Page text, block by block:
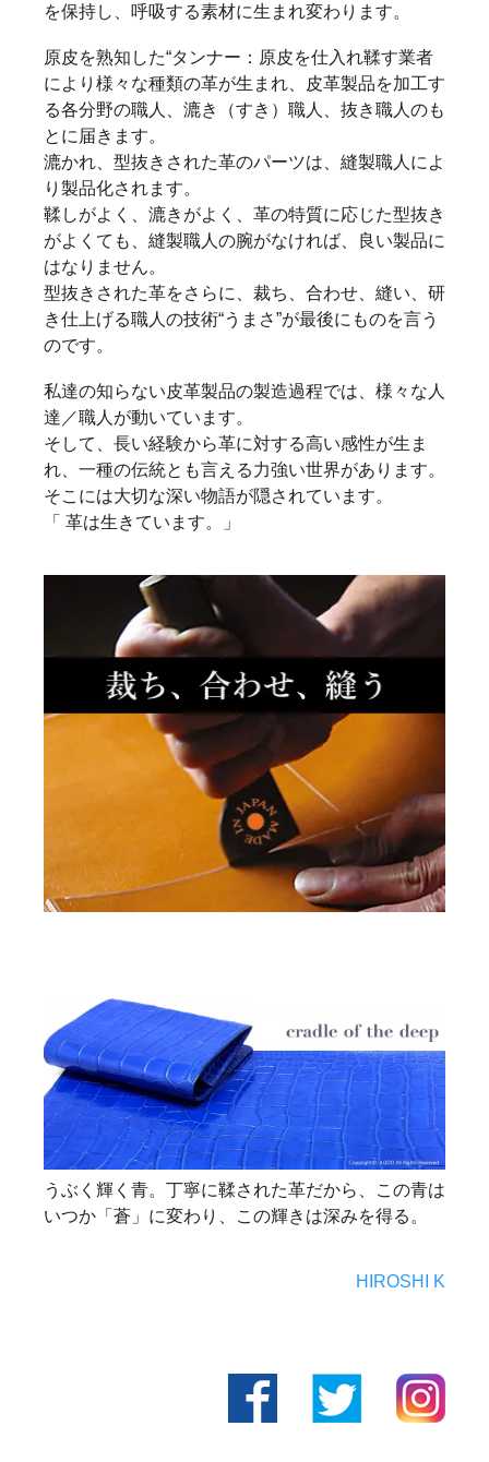
を保持し、呼吸する素材に生まれ変わります。
原皮を熟知した“タンナー：原皮を仕入れ鞣す業者
により様々な種類の革が生まれ、皮革製品を加工す
る各分野の職人、漉き（すき）職人、抜き職人のも
とに届きます。
漉かれ、型抜きされた革のパーツは、縫製職人によ
り製品化されます。
鞣しがよく、漉きがよく、革の特質に応じた型抜き
がよくても、縫製職人の腕がなければ、良い製品に
はなりません。
型抜きされた革をさらに、裁ち、合わせ、縫い、研
き仕上げる職人の技術“うまさ”が最後にものを言う
のです。
私達の知らない皮革製品の製造過程では、様々な人
達／職人が動いています。
そして、長い経験から革に対する高い感性が生ま
れ、一種の伝統とも言える力強い世界があります。
そこには大切な深い物語が隠されています。
「 革は生きています。」
うぶく輝く青。丁寧に鞣された革だから、この青は
いつか「蒼」に変わり、この輝きは深みを得る。
HIROSHI K